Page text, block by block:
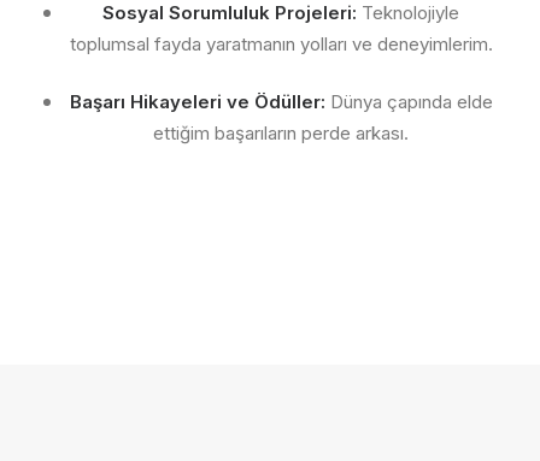
Sosyal Sorumluluk Projeleri: Teknolojiyle
toplumsal fayda yaratmanın yolları ve deneyimlerim.
Başarı Hikayeleri ve Ödüller: Dünya çapında elde
ettiğim başarıların perde arkası.